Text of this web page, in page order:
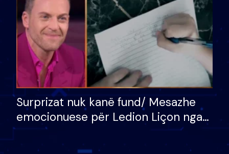
Surprizat nuk kanë fund/ Mesazhe
emocionuese për Ledion Liçon nga
nëna dhe fëmijët e tij, moderatori
nuk i mban dot lotët: Nuk meritoj…